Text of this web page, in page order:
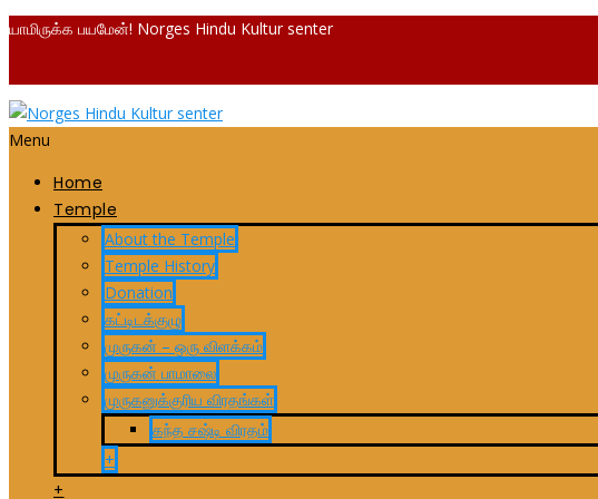
யாமிருக்க பயமேன்! Norges Hindu Kultur senter
Menu
Home
Temple
About the Temple
Temple History
Donation
கட்டிடக்குழு
முருகன் – ஒரு விளக்கம்
முருகன் பாமாலை
முருகனுக்குரிய விரதங்கள்
கந்த சஷ்டி விரதம்
+
+